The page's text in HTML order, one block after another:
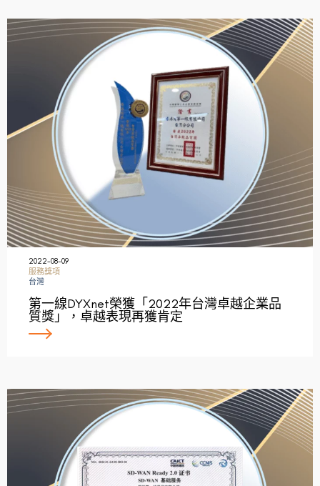
2022-08-09
服務獎項
台灣
第一線DYXnet榮獲「2022年台灣卓越企業品
質獎」，卓越表現再獲肯定